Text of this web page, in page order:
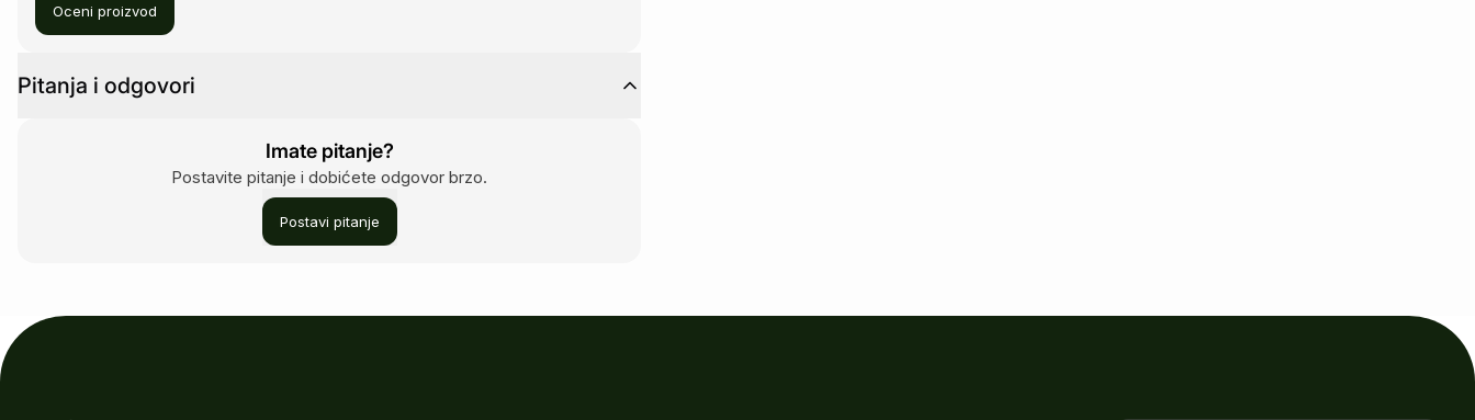
Oceni proizvod
Pitanja i odgovori
Imate pitanje?
Postavite pitanje i dobićete odgovor brzo.
Postavi pitanje